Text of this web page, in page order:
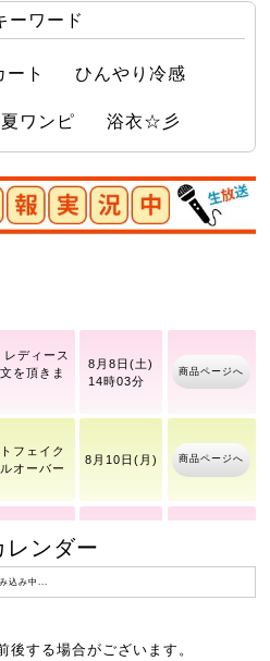
ーワード
ート ひんやり冷感
夏ワンピ 浴衣☆彡
ディース
8月8日(土)
14時03分
商品ページへ
フェイク
オーバー
8月10日(月) 商品ページへ
ディース
8月8日(土)
リーブバ
ルオーバ
レンダー
込み中...
する場合がございます。